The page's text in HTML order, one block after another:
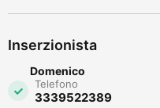
Inserzionista
Domenico
Telefono
3339522389